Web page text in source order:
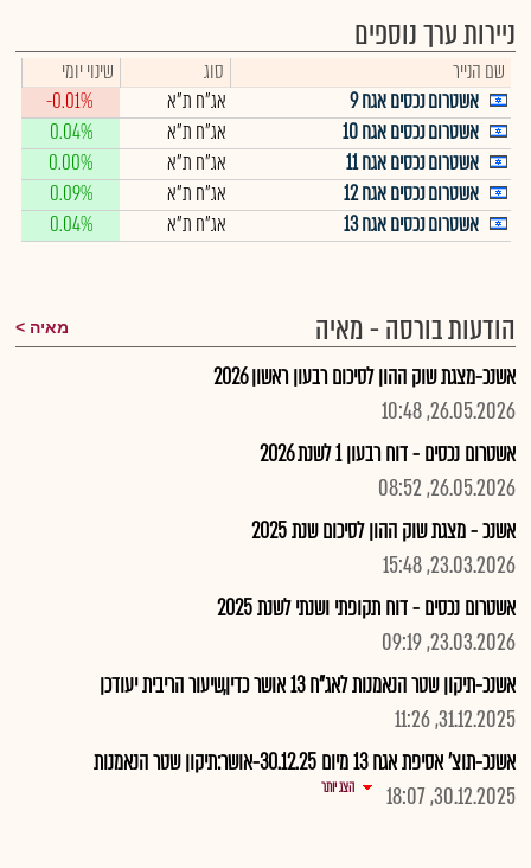
ניירות ערך נוספים
שם הנייר סוג
שינוי יומי
אשטרום נכסים אגח 9
אג"ח ת"א
-0.01%
אשטרום נכסים אגח 10
אג"ח ת"א
0.04%
אשטרום נכסים אגח 11
אג"ח ת"א
0.00%
אשטרום נכסים אגח 12
אג"ח ת"א
0.09%
אשטרום נכסים אגח 13
אג"ח ת"א 0.04%
הודעות בורסה - מאיה מאיה
אשנכ-מצגת שוק ההון לסיכום רבעון ראשון 2026
26.05.2026, 10:48
אשטרום נכסים - דוח רבעון 1 לשנת 2026
26.05.2026, 08:52
אשנכ - מצגת שוק ההון לסיכום שנת 2025
23.03.2026, 15:48
אשטרום נכסים - דוח תקופתי ושנתי לשנת 2025
23.03.2026, 09:19
אשנכ-תיקון שטר הנאמנות לאג"ח 13 אושר כדין,שיעור הריבית יעודכן
31.12.2025, 11:26
אשנכ-תוצ' אסיפת אגח 13 מיום 30.12.25-אושר:תיקון שטר הנאמנות
30.12.2025, 18:07
הצג יותר